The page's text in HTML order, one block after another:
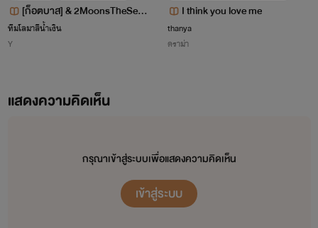
[ก็อตบาส] & 2MoonsTheSerie
s แอบชอบ.. SS1
ทีมโลมาสีน้ำเงิน
Y
I think you love me
thanya
ดราม่า
แสดงความคิดเห็น
กรุณาเข้าสู่ระบบเพื่อแสดงความคิดเห็น
เข้าสู่ระบบ